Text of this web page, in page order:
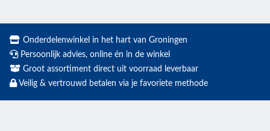
Onderdelenwinkel in het hart van Groningen
Persoonlijk advies, online én in de winkel
Groot assortiment direct uit voorraad leverbaar
Veilig & vertrouwd betalen via je favoriete methode